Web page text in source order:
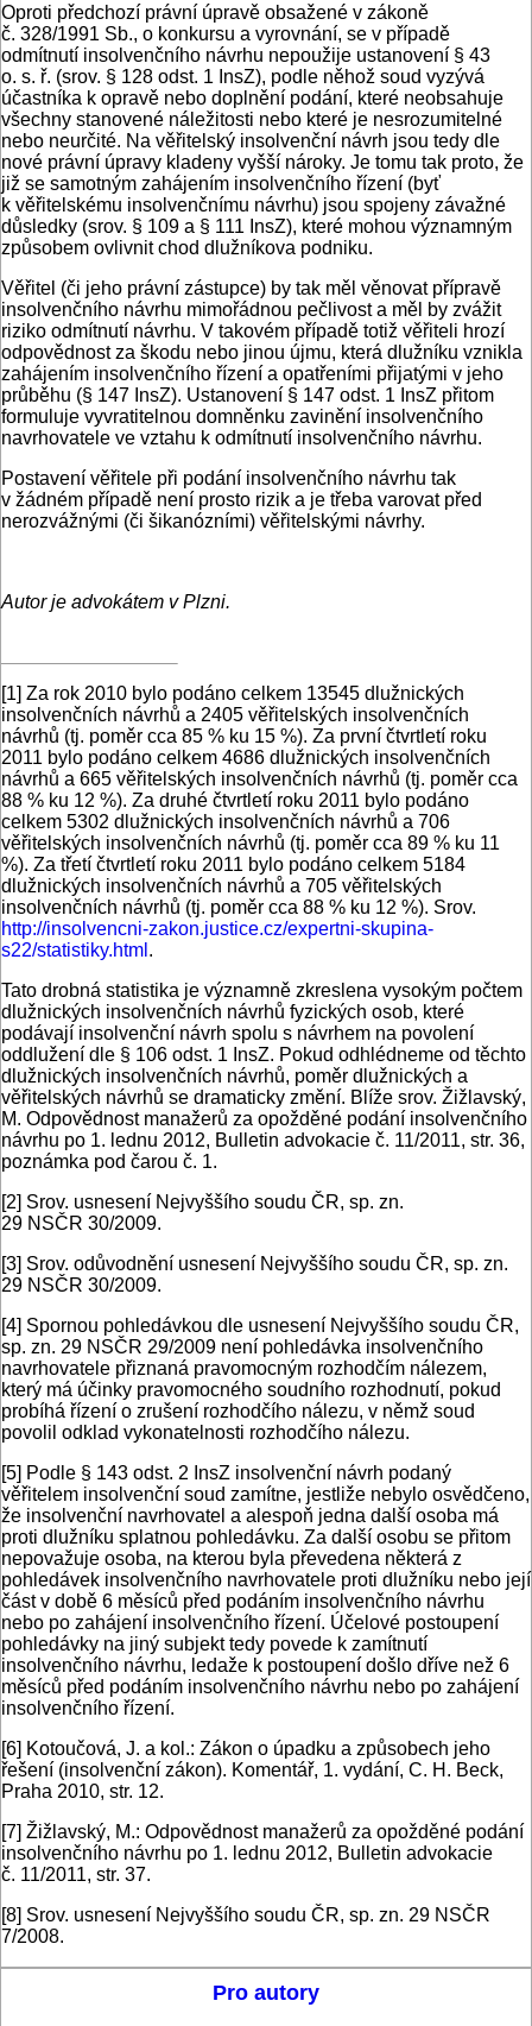
Oproti předchozí právní úpravě obsažené v zákoně
č. 328/1991 Sb., o konkursu a vyrovnání, se v případě
odmítnutí insolvenčního návrhu nepoužije ustanovení § 43
o. s. ř. (srov. § 128 odst. 1 InsZ), podle něhož soud vyzývá
účastníka k opravě nebo doplnění podání, které neobsahuje
všechny stanovené náležitosti nebo které je nesrozumitelné
nebo neurčité. Na věřitelský insolvenční návrh jsou tedy dle
nové právní úpravy kladeny vyšší nároky. Je tomu tak proto, že
již se samotným zahájením insolvenčního řízení (byť
k věřitelskému insolvenčnímu návrhu) jsou spojeny závažné
důsledky (srov. § 109 a § 111 InsZ), které mohou významným
způsobem ovlivnit chod dlužníkova podniku.
Věřitel (či jeho právní zástupce) by tak měl věnovat přípravě
insolvenčního návrhu mimořádnou pečlivost a měl by zvážit
riziko odmítnutí návrhu. V takovém případě totiž věřiteli hrozí
odpovědnost za škodu nebo jinou újmu, která dlužníku vznikla
zahájením insolvenčního řízení a opatřeními přijatými v jeho
průběhu (§ 147 InsZ). Ustanovení § 147 odst. 1 InsZ přitom
formuluje vyvratitelnou domněnku zavinění insolvenčního
navrhovatele ve vztahu k odmítnutí insolvenčního návrhu.
Postavení věřitele při podání insolvenčního návrhu tak
v žádném případě není prosto rizik a je třeba varovat před
nerozvážnými (či šikanózními) věřitelskými návrhy.
Autor je advokátem v Plzni.
[1] Za rok 2010 bylo podáno celkem 13545 dlužnických
insolvenčních návrhů a 2405 věřitelských insolvenčních
návrhů (tj. poměr cca 85 % ku 15 %). Za první čtvrtletí roku
2011 bylo podáno celkem 4686 dlužnických insolvenčních
návrhů a 665 věřitelských insolvenčních návrhů (tj. poměr cca
88 % ku 12 %). Za druhé čtvrtletí roku 2011 bylo podáno
celkem 5302 dlužnických insolvenčních návrhů a 706
věřitelských insolvenčních návrhů (tj. poměr cca 89 % ku 11
%). Za třetí čtvrtletí roku 2011 bylo podáno celkem 5184
dlužnických insolvenčních návrhů a 705 věřitelských
insolvenčních návrhů (tj. poměr cca 88 % ku 12 %). Srov.
http://insolvencni-zakon.justice.cz/expertni-skupina-
s22/statistiky.html .
Tato drobná statistika je významně zkreslena vysokým počtem
dlužnických insolvenčních návrhů fyzických osob, které
podávají insolvenční návrh spolu s návrhem na povolení
oddlužení dle § 106 odst. 1 InsZ. Pokud odhlédneme od těchto
dlužnických insolvenčních návrhů, poměr dlužnických a
věřitelských návrhů se dramaticky změní. Blíže srov. Žižlavský,
M. Odpovědnost manažerů za opožděné podání insolvenčního
návrhu po 1. lednu 2012, Bulletin advokacie č. 11/2011, str. 36,
poznámka pod čarou č. 1.
[2] Srov. usnesení Nejvyššího soudu ČR, sp. zn.
29 NSČR 30/2009.
[3] Srov. odůvodnění usnesení Nejvyššího soudu ČR, sp. zn.
29 NSČR 30/2009.
[4] Spornou pohledávkou dle usnesení Nejvyššího soudu ČR,
sp. zn. 29 NSČR 29/2009 není pohledávka insolvenčního
navrhovatele přiznaná pravomocným rozhodčím nálezem,
který má účinky pravomocného soudního rozhodnutí, pokud
probíhá řízení o zrušení rozhodčího nálezu, v němž soud
povolil odklad vykonatelnosti rozhodčího nálezu.
[5] Podle § 143 odst. 2 InsZ insolvenční návrh podaný
věřitelem insolvenční soud zamítne, jestliže nebylo osvědčeno,
že insolvenční navrhovatel a alespoň jedna další osoba má
proti dlužníku splatnou pohledávku. Za další osobu se přitom
nepovažuje osoba, na kterou byla převedena některá z
pohledávek insolvenčního navrhovatele proti dlužníku nebo její
část v době 6 měsíců před podáním insolvenčního návrhu
nebo po zahájení insolvenčního řízení. Účelové postoupení
pohledávky na jiný subjekt tedy povede k zamítnutí
insolvenčního návrhu, ledaže k postoupení došlo dříve než 6
měsíců před podáním insolvenčního návrhu nebo po zahájení
insolvenčního řízení.
[6] Kotoučová, J. a kol.: Zákon o úpadku a způsobech jeho
řešení (insolvenční zákon). Komentář, 1. vydání, C. H. Beck,
Praha 2010, str. 12.
[7] Žižlavský, M.: Odpovědnost manažerů za opožděné podání
insolvenčního návrhu po 1. lednu 2012, Bulletin advokacie
č. 11/2011, str. 37.
[8] Srov. usnesení Nejvyššího soudu ČR, sp. zn. 29 NSČR
7/2008.
Pro autory